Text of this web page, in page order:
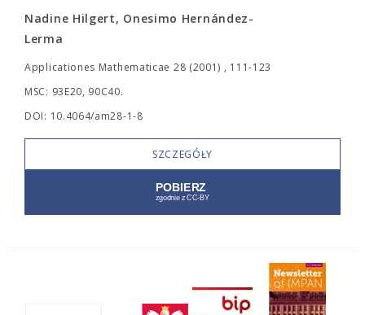
Nadine Hilgert, Onesimo Hernández-
Lerma
Applicationes Mathematicae 28 (2001) , 111-123
MSC: 93E20, 90C40.
DOI: 10.4064/am28-1-8
SZCZEGÓŁY